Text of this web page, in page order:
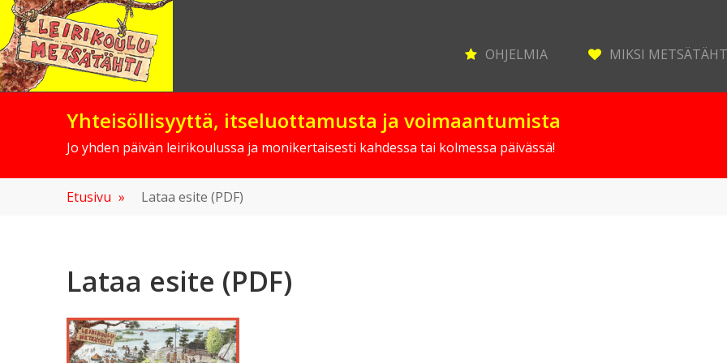
Skip
to
content
OHJELMIA MIKSI
Yhteisöllisyyttä, itseluottamusta ja voimaantumista
Jo yhden päivän leirikoulussa ja monikertaisesti kahdessa tai kolmessa päivässä!
Etusivu » Lataa esite (PDF)
Lataa esite (PDF)